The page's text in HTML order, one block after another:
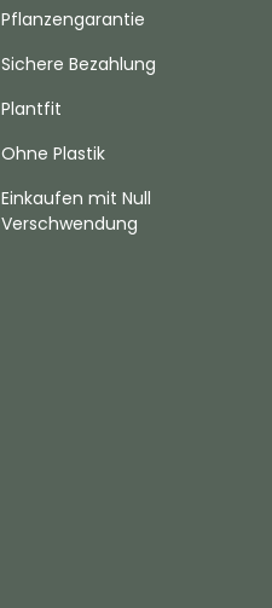
Pflanzengarantie
Sichere Bezahlung
Plantfit
Ohne Plastik
Einkaufen mit Null
Verschwendung